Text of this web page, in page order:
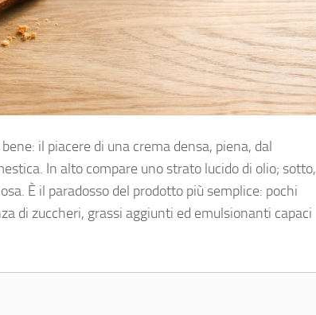
il piacere di una crema densa, piena, dal
In alto compare uno strato lucido di olio; sotto,
È il paradosso del prodotto più semplice: pochi
di zuccheri, grassi aggiunti ed emulsionanti capaci